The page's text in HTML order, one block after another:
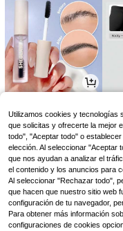
Utilizamos cookies y tecnologías
que solicitas y ofrecerte la mejor
todo", "Aceptar todo" o
elección. Al seleccionar "Aceptar
que nos ayudan a analizar el
el contenido y los anuncios para
Al seleccionar "Rechazar todo",
que hacen que nuestro sitio web
configuración de tu navegador,
Para obtener más información
configuraciones de cookies